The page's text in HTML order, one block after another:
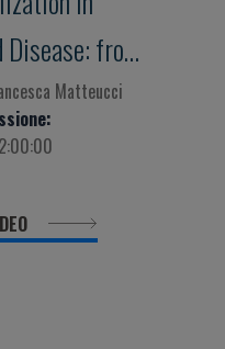
from
the Stars to
Matteucci